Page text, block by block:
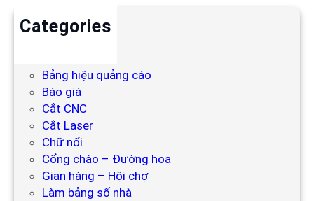
Categories
Bảng hiệu quảng cáo
Báo giá
Cắt CNC
Cắt Laser
Chữ nổi
Cổng chào – Đường hoa
Gian hàng – Hội chợ
Làm bảng số nhà